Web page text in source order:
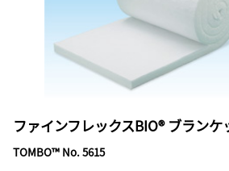
ファインフレックスBIO® ブランケ
TOMBO™ No. 5615